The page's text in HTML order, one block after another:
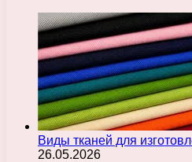
Виды тканей для
26.05.2026